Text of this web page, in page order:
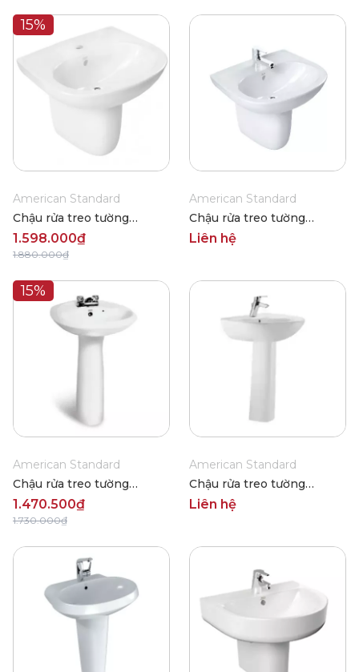
15%
American Standard
Chậu rửa treo tường
American Standard VF-
0947/VF-0741
1.598.000₫
1.880.000₫
American Standard
Chậu rửa treo tường
American Standard VF-
0800/VF-0911
Liên hệ
15%
American Standard
Chậu rửa treo tường
American Standard VF-
0969/VF-0901
1.470.500₫
1.730.000₫
American Standard
Chậu rửa treo tường
American Standard 0956-
WT/0775-WT
Liên hệ